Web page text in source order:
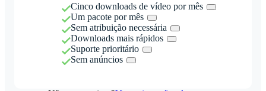
Cinco downloads de vídeo por mês
Um pacote por mês
Sem atribuição necessária
Downloads mais rápidos
Suporte prioritário
Sem anúncios